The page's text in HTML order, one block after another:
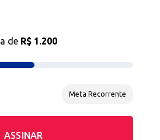
de R$ 1.200
Meta Recorrente
ASSINAR